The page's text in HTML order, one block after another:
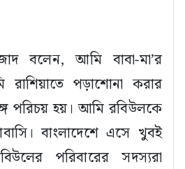
বলেন, আমি বাবা-মা’র
রাশিয়াতে পড়াশোনা করার
পরিচয় হয়। আমি রবিউলকে
বাংলাদেশে এসে খুবই
পরিবারের সদস্যরা